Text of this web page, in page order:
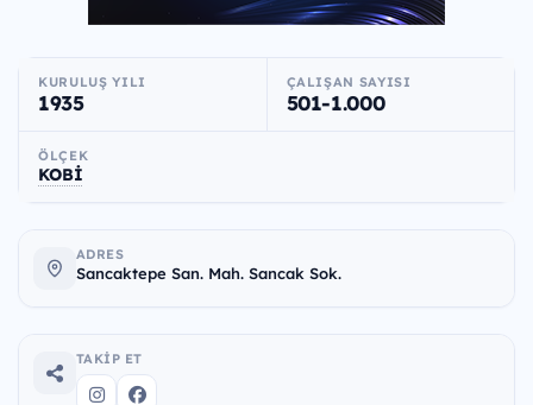
KURULUŞ YILI
1935
ÇALIŞAN SAYISI
501-1.000
ÖLÇEK
KOBİ
ADRES
Sancaktepe San. Mah. Sancak Sok.
TAKIP ET